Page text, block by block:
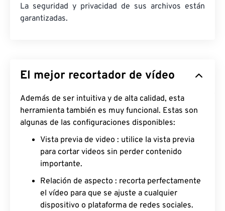
La seguridad y privacidad de sus archivos están
garantizadas.
El mejor recortador de vídeo
Además de ser intuitiva y de alta calidad, esta
herramienta también es muy funcional. Estas son
algunas de las configuraciones disponibles:
Vista previa de video : utilice la vista previa
para cortar videos sin perder contenido
importante.
Relación de aspecto : recorta perfectamente
el vídeo para que se ajuste a cualquier
dispositivo o plataforma de redes sociales.